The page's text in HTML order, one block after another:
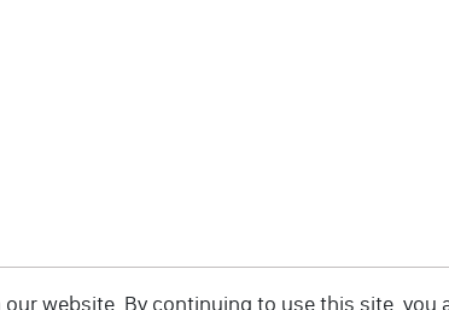
website. By continuing to use this site, you